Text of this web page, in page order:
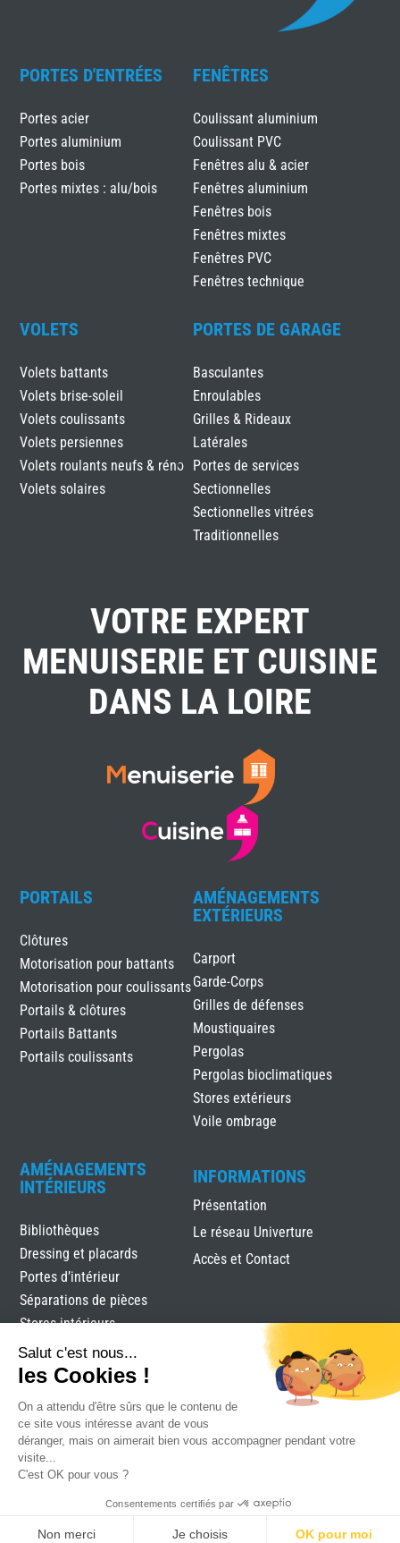
PORTES D'ENTRÉES
Portes acier
Portes aluminium
Portes bois
Portes mixtes : alu/bois
FENÊTRES
Coulissant aluminium
Coulissant PVC
Fenêtres alu & acier
Fenêtres aluminium
Fenêtres bois
Fenêtres mixtes
Fenêtres PVC
Fenêtres technique
VOLETS
Volets battants
Volets brise-soleil
Volets coulissants
Volets persiennes
Volets roulants neufs & réno
Volets solaires
PORTES DE GARAGE
Basculantes
Enroulables
Grilles & Rideaux
Latérales
Portes de services
Sectionnelles
Sectionnelles vitrées
Traditionnelles
VOTRE EXPERT
MENUISERIE ET CUISINE
DANS LA LOIRE
PORTAILS
Clôtures
Motorisation pour battants
Motorisation pour coulissants
Portails & clôtures
Portails Battants
Portails coulissants
AMÉNAGEMENTS
EXTÉRIEURS
Carport
Garde-Corps
Grilles de défenses
Moustiquaires
Pergolas
Pergolas bioclimatiques
Stores extérieurs
Voile ombrage
AMÉNAGEMENTS
INTÉRIEURS
Bibliothèques
Dressing et placards
Portes d’intérieur
Séparations de pièces
Stores intérieurs
Verrières
INFORMATIONS
Présentation
Le réseau Univerture
Accès et Contact
Mentions légales| Plan du site|
Salut c'est nous...
les Cookies !
On a attendu d'être sûrs que le contenu de
ce site vous intéresse avant de vous
déranger, mais on aimerait bien vous accompagner pendant votre
visite...
C'est OK pour vous ?
Consentements certifiés par
Non merci Je choisis OK pour moi